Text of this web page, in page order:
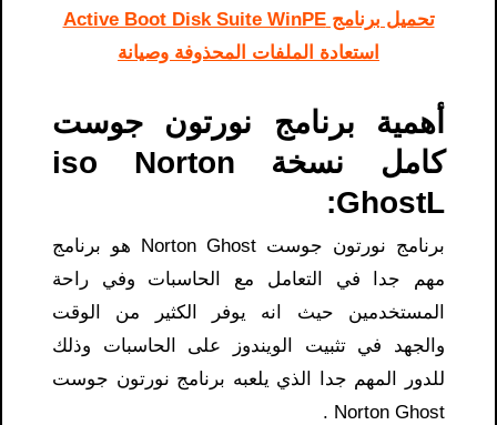
تحميل برنامج Active Boot Disk Suite WinPE
استعادة الملفات المحذوفة وصيانة
أهمية برنامج نورتون جوست
كامل نسخة iso Norton
GhostL:
برنامج نورتون جوست Norton Ghost هو برنامج
مهم جدا في التعامل مع الحاسبات وفي راحة
المستخدمين حيث انه يوفر الكثير من الوقت
والجهد في تثبيت الويندوز على الحاسبات وذلك
للدور المهم جدا الذي يلعبه برنامج نورتون جوست
Norton Ghost .